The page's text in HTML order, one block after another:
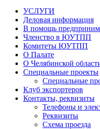
УСЛУГИ
Деловая информация
В помощь
Членство в ЮУТПП
Комитеты ЮУТПП
О Палате
О Челябинской
Специальные проекты
Специальные
Клуб экспортеров
Контакты, реквизиты
Телефоны и
Реквизиты
Схема проезда